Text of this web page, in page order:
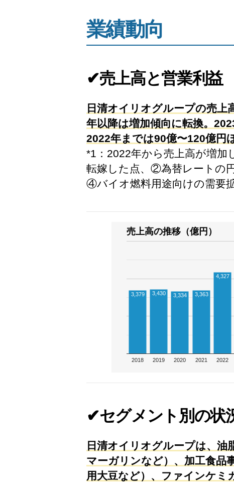
業績動向
✔売上高と営業利益
日清オイリオグループの売上
年以降は増加傾向に転換。
2022年までは90億〜120億円
*1：2022年から売上高が増加
転嫁した点、②為替レートの
④バイオ燃料用途向けの需要
売上高の推移（億円）
2018 2019 2020 2021 2022
3,379 3,430 3,334 3,363
4,327
✔セグメント別の状
日清オイリオグループは、油
マーガリンなど）、加工食品
用大豆など）、ファインケミ